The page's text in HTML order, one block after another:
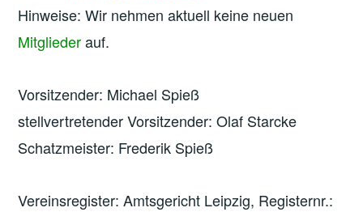
Hinweise: Wir nehmen aktuell keine neuen
Mitgliederauf.
Vorsitzender: Michael Spieß
stellvertretender Vorsitzender: Olaf Starcke
Schatzmeister: Frederik Spieß
Vereinsregister: Amtsgericht Leipzig, Registernr.: